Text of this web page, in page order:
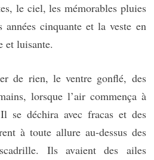
le ciel, les mémorables pluies
années cinquante et la veste en
et luisante.
de rien, le ventre gonflé, des
lorsque l’air commença à
se déchira avec fracas et des
à toute allure au-dessus des
Ils avaient des ailes